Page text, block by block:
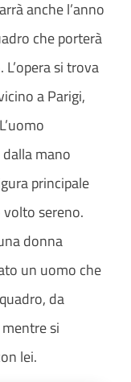
anche l’anno
che porterà
si trova
a Parigi,
mano
principale
volto sereno.
donna
un uomo che
da
si
lei.